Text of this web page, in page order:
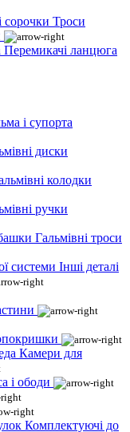
Троси
Перемикачі ланцюга
і супорта
диски
колодки
ручки
Гальмівні троси
Інші деталі
Камери для
і ободи
Комплектуючі до